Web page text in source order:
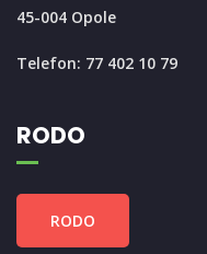
45-004 Opole
Telefon: 77 402 10 79
RODO
RODO